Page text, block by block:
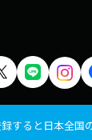
すると日本全国